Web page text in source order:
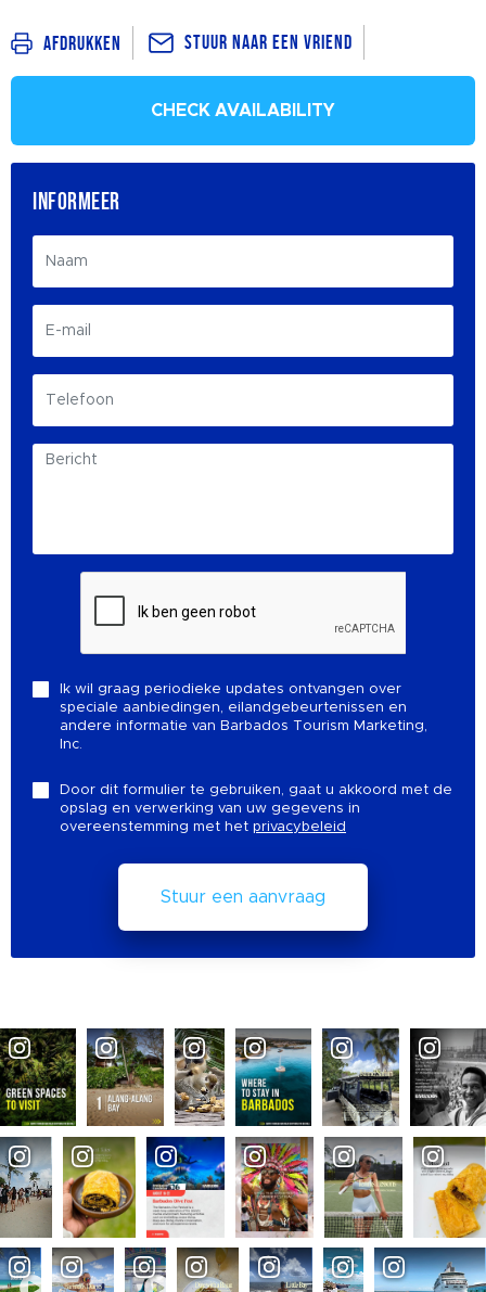
Afdrukken Stuur naar een vriend
CHECK AVAILABILITY
INFORMEER
Ik wil graag periodieke updates ontvangen over
speciale aanbiedingen, eilandgebeurtenissen en
andere informatie van Barbados Tourism Marketing,
Inc.
Door dit formulier te gebruiken, gaat u akkoord met de
opslag en verwerking van uw gegevens in
overeenstemming met het privacybeleid